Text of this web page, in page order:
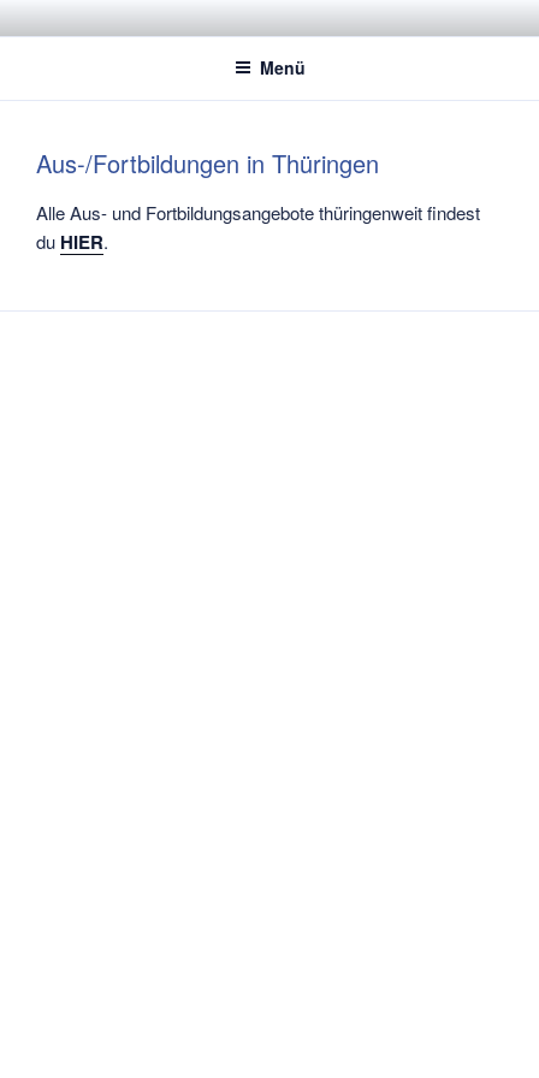
InhaltSTADTSPORTBUND JENA E.V.
Dachverband der Jenaer Sportvereine
Menü
Aus-/Fortbildungen in Thüringen
Alle Aus- und Fortbildungsangebote thüringenweit findest
du HIER.